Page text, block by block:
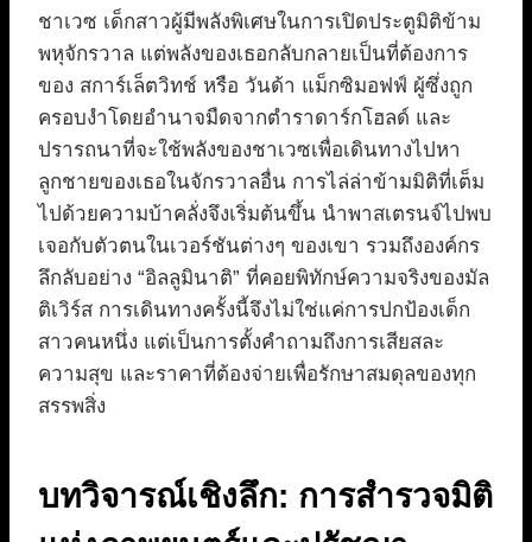
ชาเวซ เด็กสาวผู้มีพลังพิเศษในการเปิดประตูมิติข้าม
พหุจักรวาล แต่พลังของเธอกลับกลายเป็นที่ต้องการ
ของ สการ์เล็ตวิทช์ หรือ วันด้า แม็กซิมอฟฟ์ ผู้ซึ่งถูก
ครอบงำโดยอำนาจมืดจากตำราดาร์กโฮลด์ และ
ปรารถนาที่จะใช้พลังของชาเวซเพื่อเดินทางไปหา
ลูกชายของเธอในจักรวาลอื่น การไล่ล่าข้ามมิติที่เต็ม
ไปด้วยความบ้าคลั่งจึงเริ่มต้นขึ้น นำพาสเตรนจ์ไปพบ
เจอกับตัวตนในเวอร์ชันต่างๆ ของเขา รวมถึงองค์กร
ลึกลับอย่าง “อิลลูมินาติ” ที่คอยพิทักษ์ความจริงของมัล
ติเวิร์ส การเดินทางครั้งนี้จึงไม่ใช่แค่การปกป้องเด็ก
สาวคนหนึ่ง แต่เป็นการตั้งคำถามถึงการเสียสละ
ความสุข และราคาที่ต้องจ่ายเพื่อรักษาสมดุลของทุก
สรรพสิ่ง
บทวิจารณ์เชิงลึก: การสำรวจมิติ